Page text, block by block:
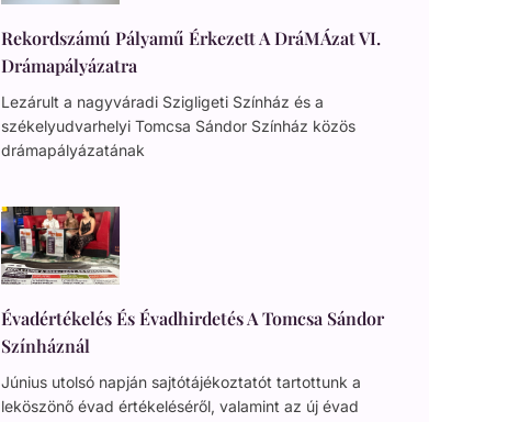
Rekordszámú Pályamű Érkezett A DráMÁzat VI.
Drámapályázatra
Lezárult a nagyváradi Szigligeti Színház és a
székelyudvarhelyi Tomcsa Sándor Színház közös
drámapályázatának
Évadértékelés És Évadhirdetés A Tomcsa Sándor
Színháznál
Június utolsó napján sajtótájékoztatót tartottunk a
leköszönő évad értékeléséről, valamint az új évad